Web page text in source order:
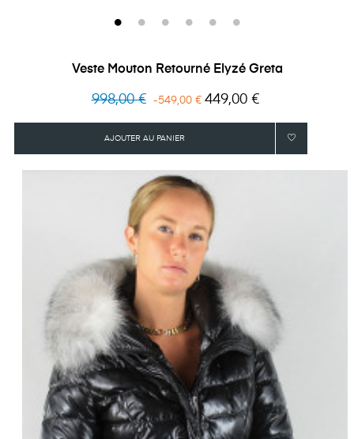
Veste Mouton Retourné Elyzé Greta
Prix
998,00 € -549,00 € Prix
449,00 €
AJOUTER AU PANIER